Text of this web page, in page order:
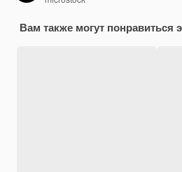
Вам также могут понравиться